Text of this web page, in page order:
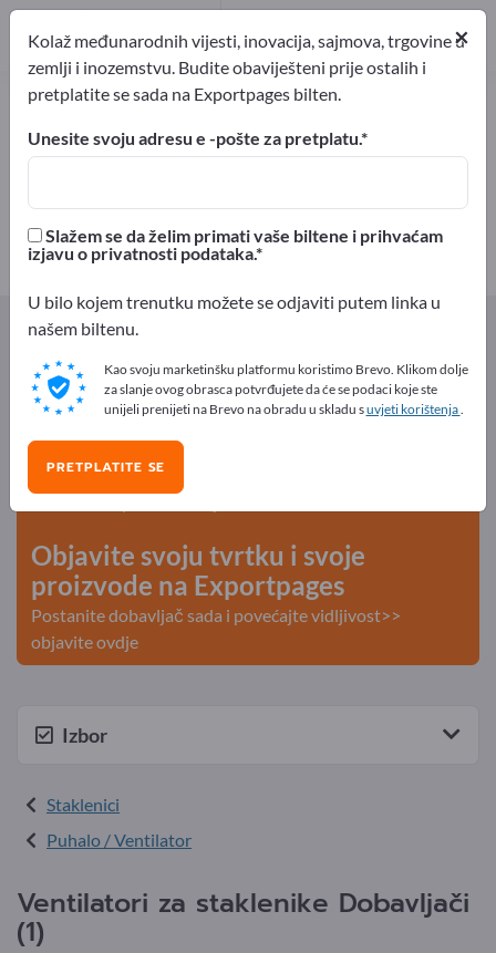
Ventilatori za staklenike –
pronađite proizvođače i
dobavljače
1 1
Exportpages
Besplatno oglašavajte na
Exportpages!
Potražnja – Ponude – Polovni proizvodi – Poslovni
Objavite svoju tvrtku i svoje
proizvode na Exportpages
Postanite dobavljač sada i povećajte vidljivost>>
objavite ovdje
Izbor
Staklenici
Puhalo / Ventilator
Ventilatori za staklenike Dobavljači
(1)
×
Kolaž međunarodnih vijesti, inovacija, sajmova, trgovine u
zemlji i inozemstvu. Budite obaviješteni prije ostalih i
pretplatite se sada na Exportpages bilten.
Unesite svoju adresu e -pošte za pretplatu.
Slažem se da želim primati vaše biltene i prihvaćam
izjavu o privatnosti podataka.
U bilo kojem trenutku možete se odjaviti putem linka u
našem biltenu.
Kao svoju marketinšku platformu koristimo Brevo. Klikom dolje
za slanje ovog obrasca potvrđujete da će se podaci koje ste
unijeli prenijeti na Brevo na obradu u skladu suvjeti korištenja.
PRETPLATITE SE